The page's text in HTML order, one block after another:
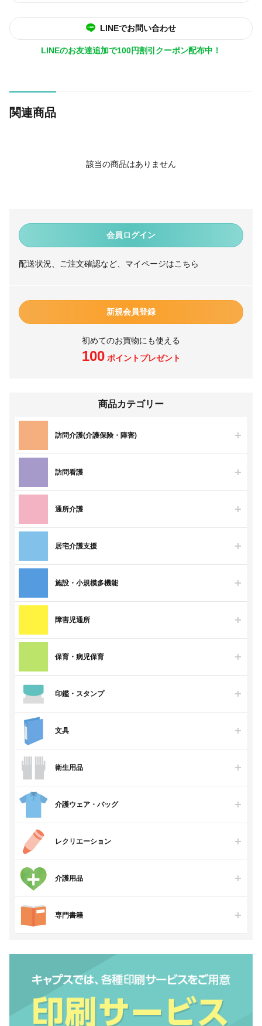
会員ログイン
配送状況、ご注文確認など、マイページはこちら
新規会員登録
初めてのお買物にも使える
100ポイントプレゼント
商品カテゴリー
訪問介護(介護保険・障害)
訪問看護
通所介護
居宅介護支援
施設・小規模多機能
障害児通所
保育・病児保育
印鑑・スタンプ
文具
衛生用品
介護ウェア・バッグ
レクリエーション
介護用品
専門書籍
LINEでお問い合わせ
LINEのお友達追加で100円割引クーポン配布中！
関連商品
該当の商品はありません